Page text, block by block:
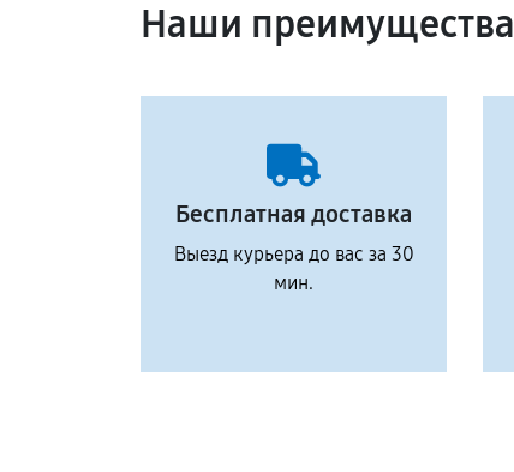
Наши преимущества
Бесплатная доставка
Выезд курьера до вас за 30
мин.